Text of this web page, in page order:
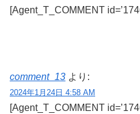
[Agent_T_COMMENT
comment_13 より:
2024年1月24日 4:58 AM
[Agent_T_COMMENT